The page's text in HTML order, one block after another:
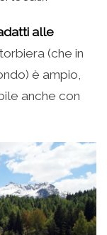
alle
(che in
è ampio,
anche con